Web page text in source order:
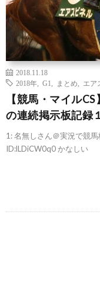
2018.11.18
2018年
G1 まとめ エア
【競馬・マイル
の連続掲示板記録
1: 名無しさん＠実況で競
ID:lLDiCW0q0 かなしい